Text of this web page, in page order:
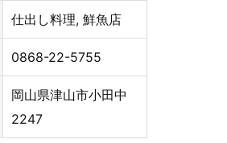
仕出し料理, 鮮魚店
0868-22-5755
岡山県津山市小田中
2247